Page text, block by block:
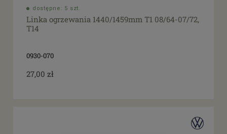
dostępne: 5 szt.
Linka ogrzewania 1440/1459mm T1 08/64-07/72,
T14
0930-070
27,00 zł